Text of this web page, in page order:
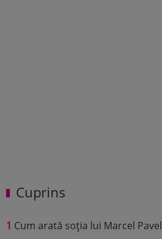
Cuprins
1 Cum arată soția lui Marcel Pavel